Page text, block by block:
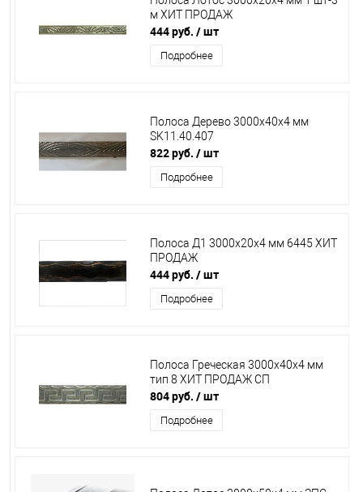
м ХИТ ПРОДАЖ
444 руб. / шт
Подробнее
Полоса Дерево 3000х40х4 мм
SK11.40.407
822 руб. / шт
Подробнее
Полоса Д1 3000х20х4 мм 6445 ХИТ
ПРОДАЖ
444 руб. / шт
Подробнее
Полоса Греческая 3000х40х4 мм
тип 8 ХИТ ПРОДАЖ СП
804 руб. / шт
Подробнее